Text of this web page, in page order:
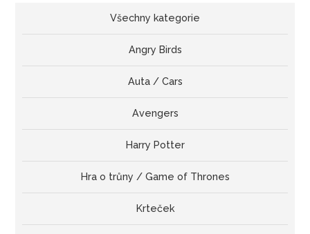
Všechny kategorie
Angry Birds
Auta / Cars
Avengers
Harry Potter
Hra o trůny / Game of Thrones
Krteček